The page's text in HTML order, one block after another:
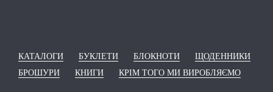
КАТАЛОГИ БУКЛЕТИ БЛОКНОТИ
ЩОДЕННИКИ
БРОШУРИ
КНИГИ КРІМ ТОГО МИ ВИРОБЛЯЄМО